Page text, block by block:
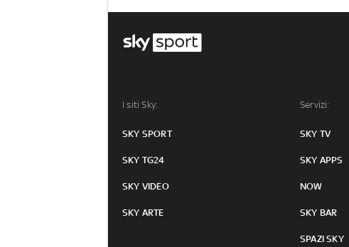
I siti Sky:
SKY SPORT
SKY TG24
SKY VIDEO
SKY ARTE
Servizi:
SKY TV
SKY APPS
NOW
SKY BAR
SPAZI SKY